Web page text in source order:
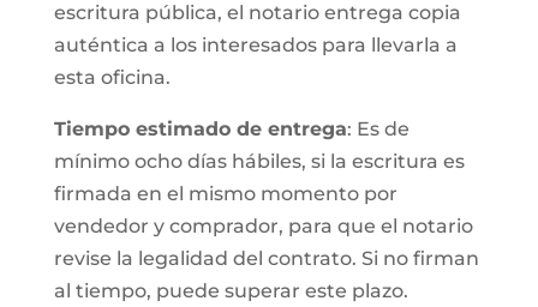
escritura pública, el notario entrega copia
auténtica a los interesados para llevarla a
esta oficina.
Tiempo estimado de entrega: Es de
mínimo ocho días hábiles, si la escritura es
firmada en el mismo momento por
vendedor y comprador, para que el notario
revise la legalidad del contrato. Si no firman
al tiempo, puede superar este plazo.